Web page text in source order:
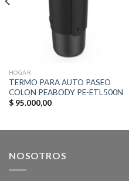
HOGAR
TERMO PARA AUTO PASEO
COLON PEABODY PE-ETL500N
$95.000,00
NOSOTROS